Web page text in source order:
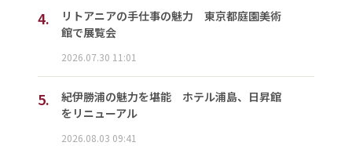
4.
リトアニアの手仕事の魅力 東京都庭園美術
館で展覧会
2026.07.30 11:01
5.
紀伊勝浦の魅力を堪能 ホテル浦島、日昇館
をリニューアル
2026.08.03 09:41